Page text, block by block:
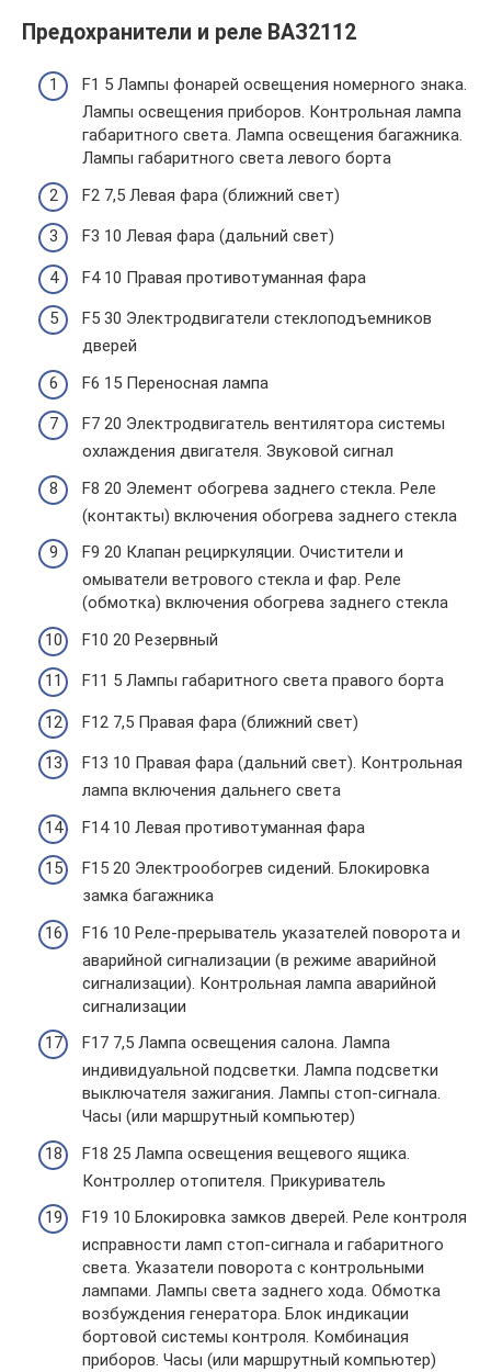
Предохранители и реле ВАЗ2112
F1 5 Лампы фонарей освещения номерного знака.
Лампы освещения приборов. Контрольная лампа
габаритного света. Лампа освещения багажника.
Лампы габаритного света левого борта
F2 7,5 Левая фара (ближний свет)
F3 10 Левая фара (дальний свет)
F4 10 Правая противотуманная фара
F5 30 Электродвигатели стеклоподъемников
дверей
F6 15 Переносная лампа
F7 20 Электродвигатель вентилятора системы
охлаждения двигателя. Звуковой сигнал
F8 20 Элемент обогрева заднего стекла. Реле
(контакты) включения обогрева заднего стекла
F9 20 Клапан рециркуляции. Очистители и
омыватели ветрового стекла и фар. Реле
(обмотка) включения обогрева заднего стекла
F10 20 Резервный
F11 5 Лампы габаритного света правого борта
F12 7,5 Правая фара (ближний свет)
F13 10 Правая фара (дальний свет). Контрольная
лампа включения дальнего света
F14 10 Левая противотуманная фара
F15 20 Электрообогрев сидений. Блокировка
замка багажника
F16 10 Реле-прерыватель указателей поворота и
аварийной сигнализации (в режиме аварийной
сигнализации). Контрольная лампа аварийной
сигнализации
F17 7,5 Лампа освещения салона. Лампа
индивидуальной подсветки. Лампа подсветки
выключателя зажигания. Лампы стоп-сигнала.
Часы (или маршрутный компьютер)
F18 25 Лампа освещения вещевого ящика.
Контроллер отопителя. Прикуриватель
F19 10 Блокировка замков дверей. Реле контроля
исправности ламп стоп-сигнала и габаритного
света. Указатели поворота с контрольными
лампами. Лампы света заднего хода. Обмотка
возбуждения генератора. Блок индикации
бортовой системы контроля. Комбинация
приборов. Часы (или маршрутный компьютер)